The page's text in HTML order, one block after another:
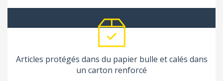
Articles protégés dans du papier bulle et calés dans
un carton renforcé